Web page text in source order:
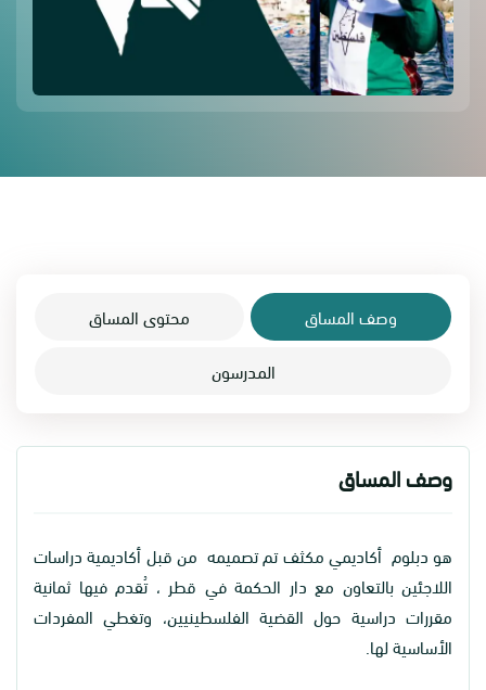
وصف المساق
محتوى المساق
المدرسون
وصف المساق
هو دبلوم أكاديمي مكثف تم تصميمه من قبل أكاديمية دراسات
اللاجئين بالتعاون مع دار الحكمة في قطر ، تُقدم فيها ثمانية
مقررات دراسية حول القضية الفلسطينيين، وتغطي المفردات
الأساسية لها.